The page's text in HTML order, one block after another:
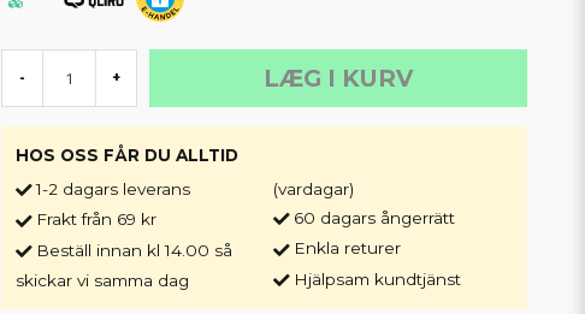
- + LÆG I KURV
HOS OSS FÅR DU ALLTID
1-2 dagars leverans
Frakt från 69 kr
Beställ innan kl 14.00 så
skickar vi samma dag
(vardagar)
60 dagars ångerrätt
Enkla returer
Hjälpsam kundtjänst